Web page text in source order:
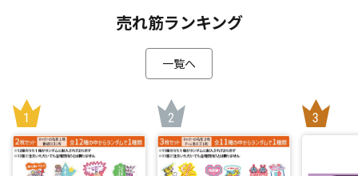
売れ筋ランキング
一覧へ